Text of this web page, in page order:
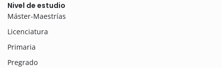
Nivel de estudio
Máster-Maestrías
Licenciatura
Primaria
Pregrado